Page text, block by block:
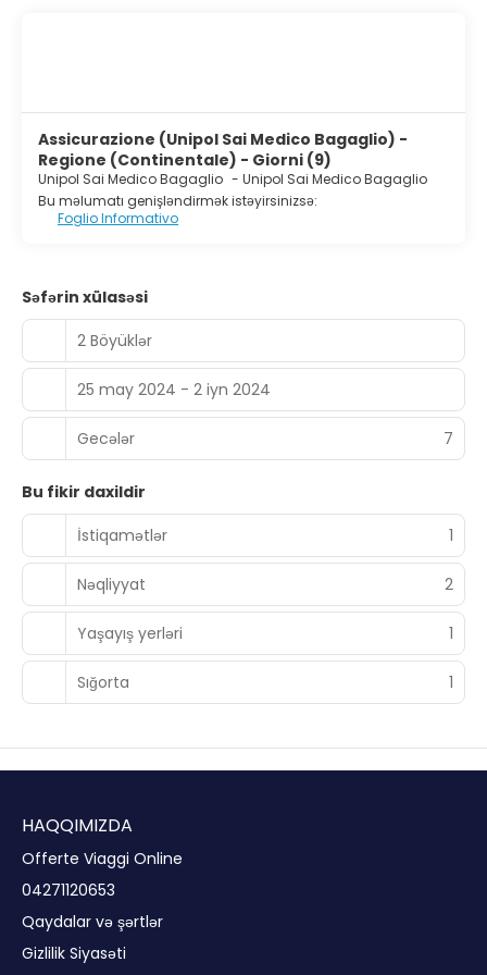
Assicurazione (Unipol Sai Medico Bagaglio) -
Regione (Continentale) - Giorni (9)
Unipol Sai Medico Bagaglio - Unipol Sai Medico Bagaglio
Bu məlumatı genişləndirmək istəyirsinizsə:
Foglio Informativo
Səfərin xülasəsi
2 Böyüklər
25 may 2024 - 2 iyn 2024
Gecələr 7
Bu fikir daxildir
İstiqamətlər
1
Nəqliyyat 2
Yaşayış yerləri 1
Sığorta 1
HAQQIMIZDA
Offerte Viaggi Online
04271120653
Qaydalar və şərtlər
Gizlilik Siyasəti